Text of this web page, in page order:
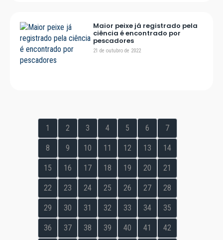
Maior peixe já registrado pela
ciência é encontrado por
pescadores
21 de outubro de 2022
1 2 3 4 5 6 7
8 9 10 11 12 13 14
15 16 17 18 19 20 21
22 23 24 25 26 27 28
29 30 31 32 33 34 35
36 37 38 39 40 41 42